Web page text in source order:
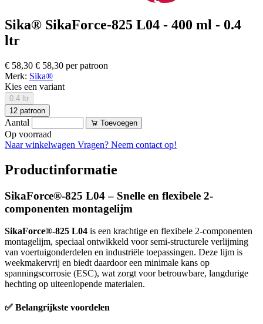
Sika® SikaForce-825 L04 - 400 ml - 0.4
ltr
€ 58,30 € 58,30 per patroon
Merk: Sika®
Kies een variant
0.4 ltr
12 patroon
Aantal Toevoegen
Op voorraad
Naar winkelwagen Vragen? Neem contact op!
Productinformatie
SikaForce®-825 L04 – Snelle en flexibele 2-
componenten montagelijm
SikaForce®-825 L04 is een krachtige en flexibele 2-componenten
montagelijm, speciaal ontwikkeld voor semi-structurele verlijming
van voertuigonderdelen en industriële toepassingen. Deze lijm is
weekmakervrij en biedt daardoor een minimale kans op
spanningscorrosie (ESC), wat zorgt voor betrouwbare, langdurige
hechting op uiteenlopende materialen.
✅ Belangrijkste voordelen